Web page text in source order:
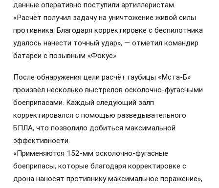
данные оперативно поступили артиллеристам.
«Расчёт получил задачу на уничтожение живой силы
противника. Благодаря корректировке с беспилотника
удалось нанести точный удар», — отметил командир
батареи с позывным «Фокус».
После обнаружения цели расчёт гаубицы «Мста-Б»
произвёл несколько выстрелов осколочно-фугасными
боеприпасами. Каждый следующий залп
корректировался с помощью разведывательного
БПЛА, что позволило добиться максимальной
эффективности.
«Применяются 152-мм осколочно-фугасные
боеприпасы, которые благодаря корректировке с
дрона наносят противнику максимальное поражение»,